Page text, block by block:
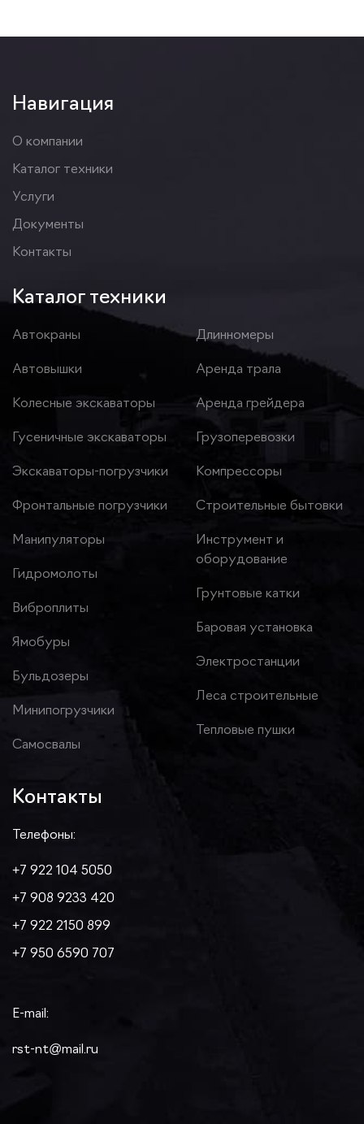
Навигация
О компании
Каталог техники
Услуги
Документы
Контакты
Каталог техники
Автокраны
Автовышки
Колесные экскаваторы
Гусеничные экскаваторы
Экскаваторы-погрузчики
Фронтальные погрузчики
Манипуляторы
Гидромолоты
Виброплиты
Ямобуры
Бульдозеры
Минипогрузчики
Самосвалы
Длинномеры
Аренда трала
Аренда грейдера
Грузоперевозки
Компрессоры
Строительные бытовки
Инструмент и
оборудование
Грунтовые катки
Баровая установка
Электростанции
Леса строительные
Тепловые пушки
Контакты
Телефоны:
+7 922 104 5050
+7 908 9233 420
+7 922 2150 899
+7 950 6590 707
E-mail:
rst-nt@mail.ru